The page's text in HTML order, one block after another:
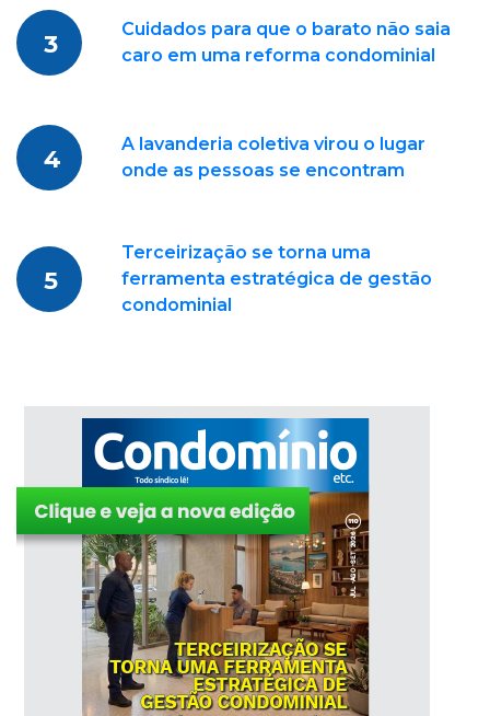
3
Cuidados para que o barato não saia
caro em uma reforma condominial
4
A lavanderia coletiva virou o lugar
onde as pessoas se encontram
5
Terceirização se torna uma
ferramenta estratégica de gestão
condominial